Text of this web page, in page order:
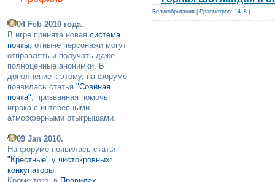
04 Feb 2010 года.
В игре принята новая система
почты; отныне персонажи могут
отправлять и получать даже
полноценные анонимки. В
дополнение к этому, на форуме
появилась статья "Совиная
почта", призванная помочь
игрока с интересными
атмосферными отыгрышами.
09 Jan 2010.
На форуме появилась статья
"Крёстные" у чистокровных:
конкупаторы.
Великобритания | Просмотров: 1418 |